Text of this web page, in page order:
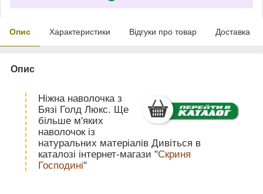
Опис Характеристики Відгуки про товар Доставка
Опис
Ніжна наволочка з
Бязі Голд Люкс. Ще
більше м'яких
наволочок із
натуральних матеріалів Дивіться в
каталозі інтернет-магази "Скриня
Господині"